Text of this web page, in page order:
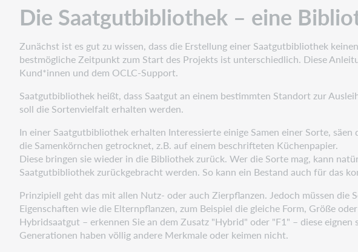
Die Saatgutbibliothek – eine
Zunächst ist es gut zu wissen, dass die Erstellung einer Saatgutbibliothek
bestmögliche Zeitpunkt zum Start des Projekts ist unterschiedlich. Diese
Kund*innen und dem OCLC-Support.
Saatgutbibliothek heißt, dass Saatgut an einem bestimmten Standort zur
soll die Sortenvielfalt erhalten werden.
In einer Saatgutbibliothek erhalten Interessierte einige Samen einer Sorte,
die Samenkörnchen getrocknet, z.B. auf einem beschrifteten Küchenpapier.
Diese bringen sie wieder in die Bibliothek zurück. Wer die Sorte mag, kann
Saatgutbibliothek zurückgebracht werden. So kann ein Bestand auch für das
Prinzipiell geht das mit allen Nutz- oder auch Zierpflanzen. Jedoch müssen die
Eigenschaften wie die Elternpflanzen, zum Beispiel die gleiche Form, Größe
Hybridsaatgut – erkennen Sie an dem Zusatz "Hybrid" oder "F1" – diese
Generationen haben völlig andere Merkmale oder keimen nicht.